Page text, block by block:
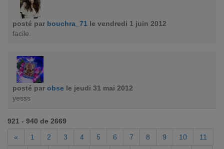
posté par bouchra_71 le vendredi 1 juin 2012
facile.
posté par obse le jeudi 31 mai 2012
yesss
921 - 940 de 2669
«
1 2 3 4 5 6 7 8 9 10 11